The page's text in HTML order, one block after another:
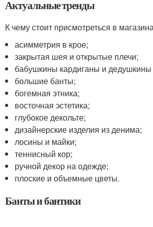
Актуальные тренды
К чему стоит присмотреться в
асимметрия в крое;
закрытая шея и открытые плечи;
бабушкины кардиганы и дедушкины
большие банты;
богемная этника;
восточная эстетика;
глубокое декольте;
дизайнерские изделия из денима;
лосины и майки;
теннисный кор;
ручной декор на одежде;
плоские и объемные цветы.
Банты и бантики